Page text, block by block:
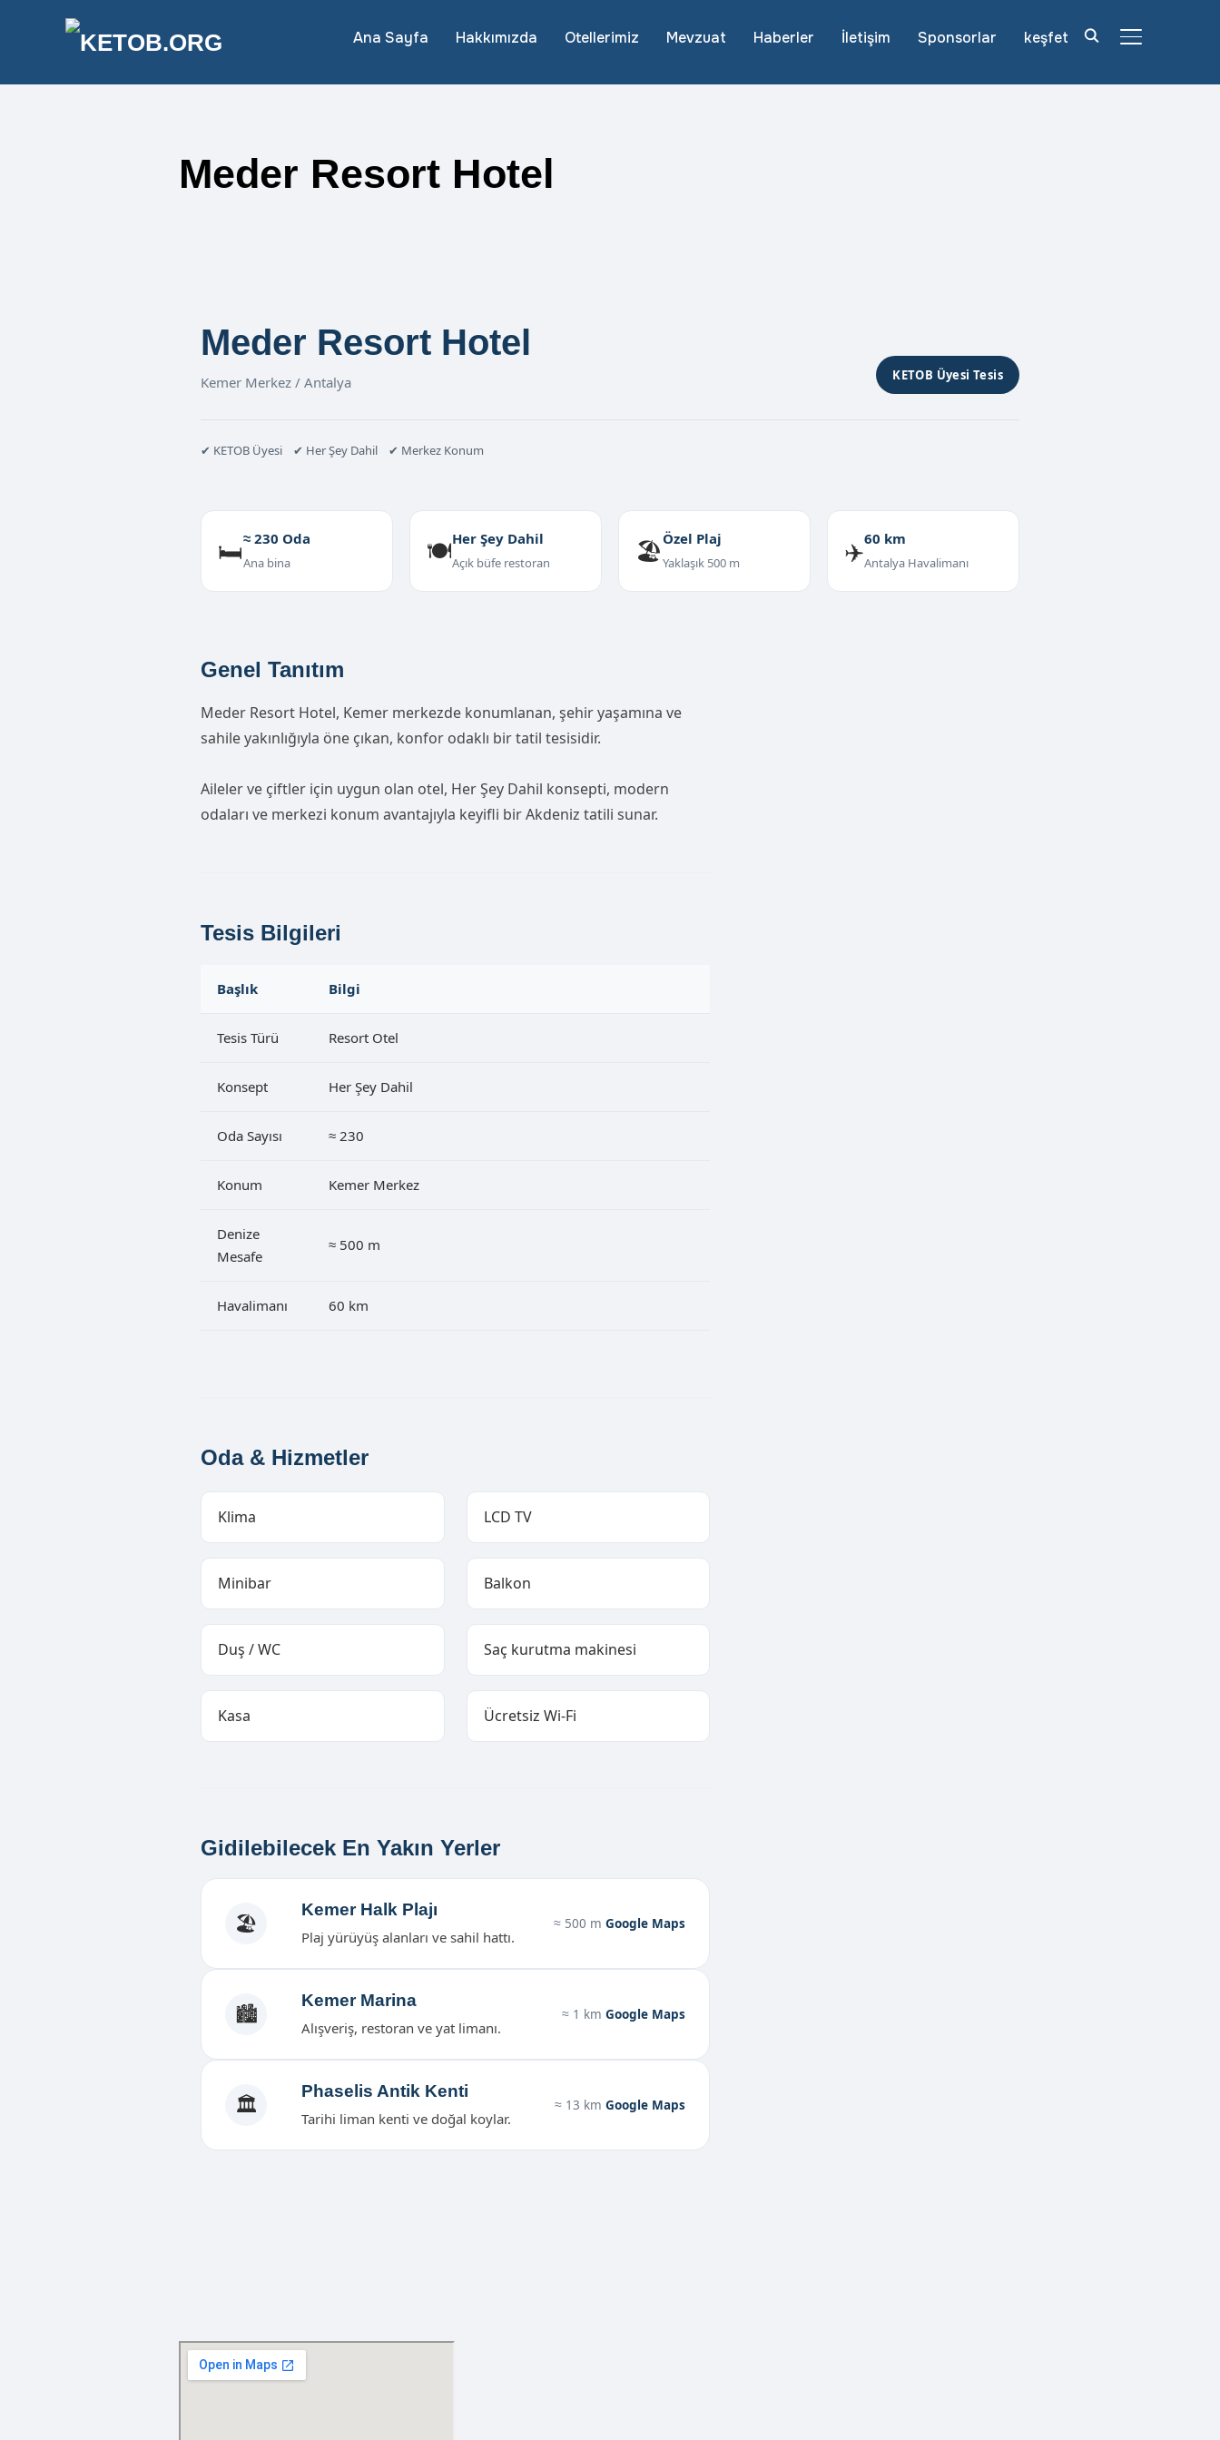
YAN MENÜ
Ana Sayfa Hakkımızda Otellerimiz Mevzuat Haberler İletişim Sponsorlar keşfet
Meder Resort Hotel
Meder Resort Hotel
Kemer Merkez / Antalya KETOB Üyesi Tesis
✔ KETOB Üyesi ✔ Her Şey Dahil ✔ Merkez Konum
🛏️≈ 230 Oda
Ana bina 🍽️Her Şey Dahil
Açık büfe restoran 🏖️ Özel Plaj
Yaklaşık 500 m ✈️60 km
Antalya Havalimanı
Genel Tanıtım
Meder Resort Hotel, Kemer merkezde konumlanan, şehir yaşamına ve
sahile yakınlığıyla öne çıkan, konfor odaklı bir tatil tesisidir.
Aileler ve çiftler için uygun olan otel, Her Şey Dahil konsepti, modern
odaları ve merkezi konum avantajıyla keyifli bir Akdeniz tatili sunar.
Tesis Bilgileri
Başlık Bilgi
Tesis Türü Resort Otel
Konsept Her Şey Dahil
Oda Sayısı ≈ 230
Konum Kemer Merkez
Denize
Mesafe
≈ 500 m
Havalimanı 60 km
Oda & Hizmetler
Klima LCD TV
Minibar Balkon
Duş / WC Saç kurutma makinesi
Kasa Ücretsiz Wi-Fi
Gidilebilecek En Yakın Yerler
🏖️ Kemer Halk Plajı
Plaj yürüyüş alanları ve sahil hattı.
≈ 500 m Google Maps
🏙️ Kemer Marina
Alışveriş, restoran ve yat limanı.
≈ 1 km Google Maps
🏛️ Phaselis Antik Kenti
Tarihi liman kenti ve doğal koylar.
≈ 13 km Google Maps